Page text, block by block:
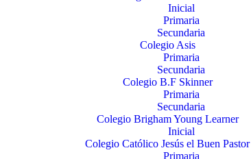
Inicial
Primaria
Secundaria
Colegio Asis
Primaria
Secundaria
Colegio B.F Skinner
Primaria
Secundaria
Colegio Brigham Young Learner
Inicial
Colegio Católico Jesús el Buen Pastor
Primaria